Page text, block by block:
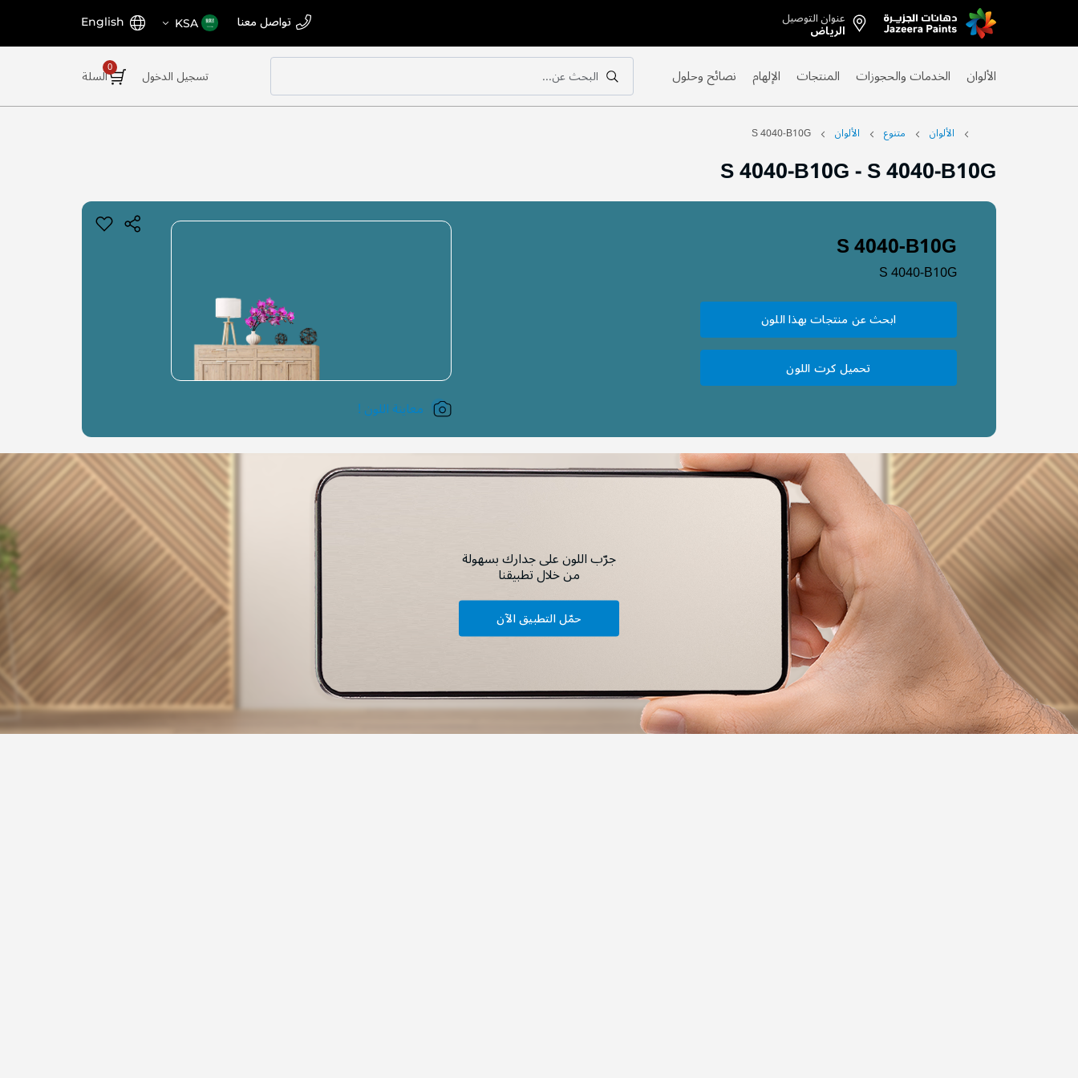
Skip
to
عنوان التوصيل
الرياض تواصل معنا اختر
المتجر
KSA اللغة English
السلة تسجيل الدخول
بحث
البحث عن...
بحث الألوان الخدمات والحجوزات المنتجات الإلهام نصائح وحلول
الألوان متنوع الألوان S 4040-B10G
S 4040-B10G-S 4040-B10G
S 4040-B10G
S 4040-B10G
ابحث عن منتجات بهذا اللون
تحميل كرت اللون
معاينة اللون !
جرّب اللون على جدارك بسهولة
من خلال تطبيقنا
حمّل التطبيق الآن